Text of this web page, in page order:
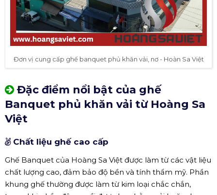
Đơn vị cung cấp ghế banquet phủ khăn vải, nơ - Hoàn Sa Việt
Đặc điểm nổi bật của ghế
Banquet phủ khăn vải từ Hoàng Sa
Việt
Chất liệu ghế cao cấp
Ghế Banquet của Hoàng Sa Việt được làm từ các vật liệu
chất lượng cao, đảm bảo độ bền và tính thẩm mỹ. Phần
khung ghế thường được làm từ kim loại chắc chắn,